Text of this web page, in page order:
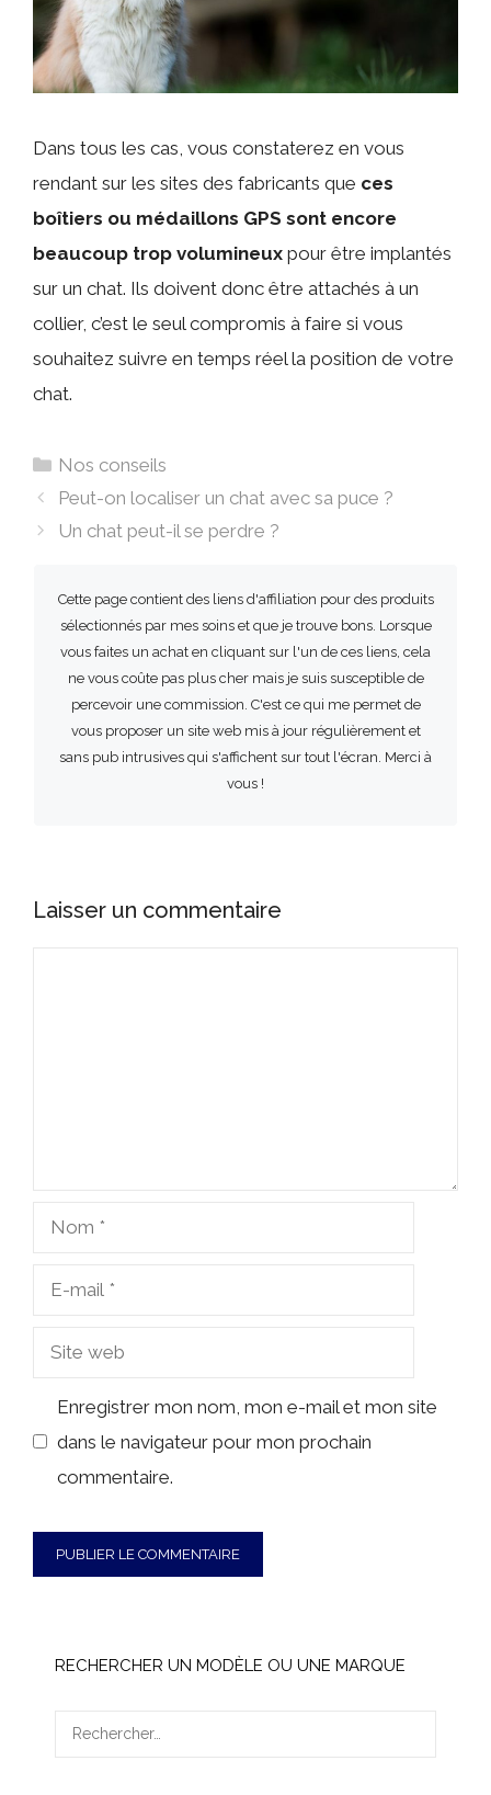
Dans tous les cas, vous constaterez en vous
rendant sur les sites des fabricants que ces
boîtiers ou médaillons GPS sont encore
beaucoup trop volumineux pour être implantés
sur un chat. Ils doivent donc être attachés à un
collier, c’est le seul compromis à faire si vous
souhaitez suivre en temps réel la position de votre
chat.
Catégories
Nos conseils
Peut-on localiser un chat avec sa puce ?
Un chat peut-il se perdre ?
Cette page contient des liens d'affiliation pour des produits
sélectionnés par mes soins et que je trouve bons. Lorsque
vous faites un achat en cliquant sur l'un de ces liens, cela
ne vous coûte pas plus cher mais je suis susceptible de
percevoir une commission. C'est ce qui me permet de
vous proposer un site web mis à jour régulièrement et
sans pub intrusives qui s'affichent sur tout l'écran. Merci à
vous !
Laisser un commentaire
Nom
Site
Enregistrer mon nom, mon e-mail et mon site
dans le navigateur pour mon prochain
commentaire.
RECHERCHER UN MODÈLE OU UNE MARQUE
Rechercher :